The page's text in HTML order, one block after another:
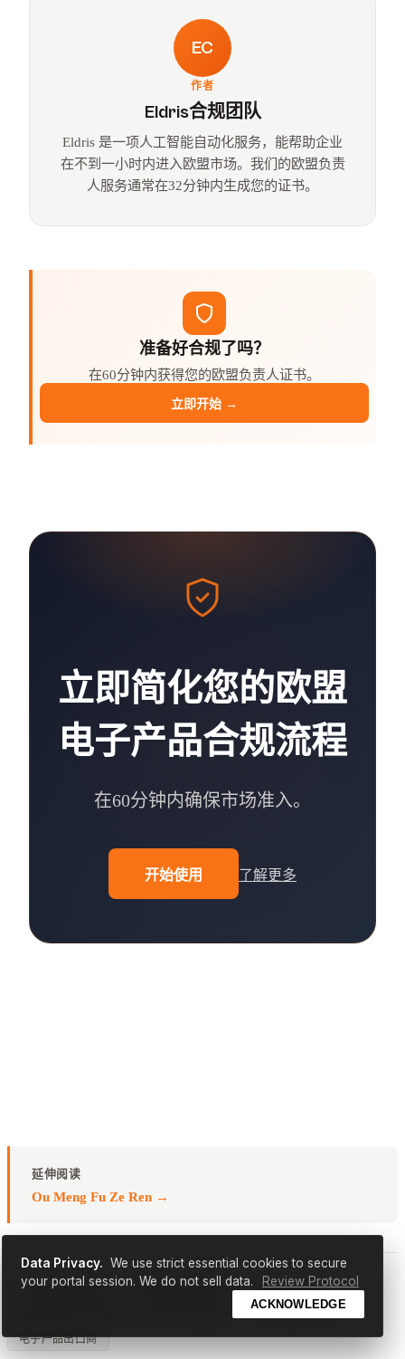
EC
作者
Eldris合规团队
Eldris 是一项人工智能自动化服务，能帮助企业
在不到一小时内进入欧盟市场。我们的欧盟负责
人服务通常在32分钟内生成您的证书。
准备好合规了吗？
在60分钟内获得您的欧盟负责人证书。
立即开始 →
立即简化您的欧盟
电子产品合规流程
在60分钟内确保市场准入。
开始使用 了解更多
延伸阅读
Ou Meng Fu Ze Ren →
欧洲授权代表服务 欧盟授权代表提供商
CE标志挑战
简化欧盟市场准入
电子产品出口商
Data Privacy. We use strict essential cookies to secure
your portal session. We do not sell data.
Review Protocol
ACKNOWLEDGE